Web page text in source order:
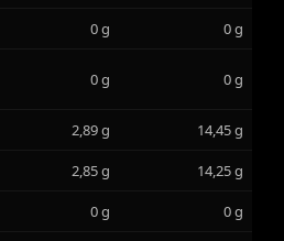
0 g 0 g
0 g 0 g
2,89 g 14,45 g
2,85 g 14,25 g
0 g 0 g